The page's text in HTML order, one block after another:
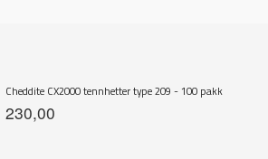
Cheddite CX2000 tennhetter type 209 - 100 pakk
230,00